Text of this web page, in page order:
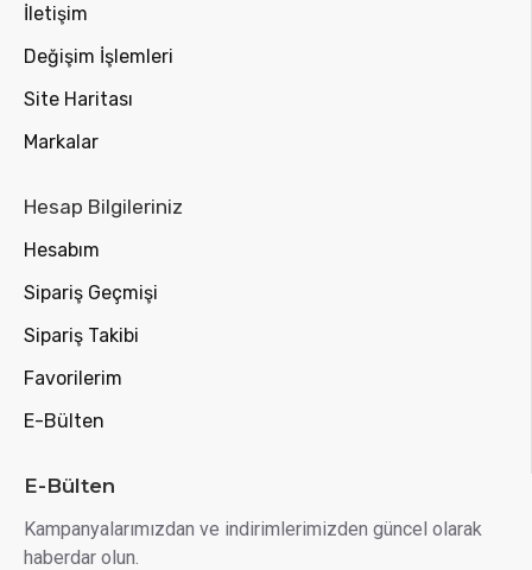
İletişim
Değişim İşlemleri
Site Haritası
Markalar
Hesap Bilgileriniz
Hesabım
Sipariş Geçmişi
Sipariş Takibi
Favorilerim
E-Bülten
E-Bülten
Kampanyalarımızdan ve indirimlerimizden güncel olarak
haberdar olun.